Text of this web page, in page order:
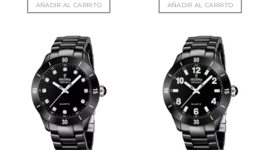
AÑADIR AL CARRITO AÑADIR AL CARRITO